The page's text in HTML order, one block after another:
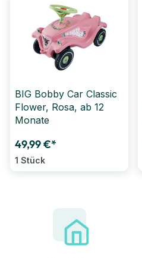
BIG Bobby Car Classic
Flower, Rosa, ab 12
Monate
49,99 €*
1 Stück